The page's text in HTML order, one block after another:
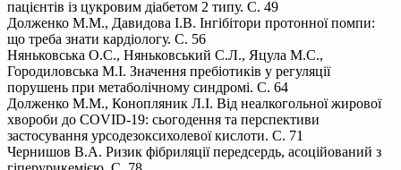
пацієнтів із цукровим діабетом 2 типу. С. 49
Долженко М.М., Давидова І.В. Інгібітори протонної помпи:
що треба знати кардіологу. С. 56
Няньковська О.С., Няньковський С.Л., Яцула М.С.,
Городиловська М.І. Значення пребіотиків у регуляції
порушень при метаболічному синдромі. С. 64
Долженко М.М., Конопляник Л.І. Від неалкогольної жирової
хвороби до COVID-19: сьогодення та перспективи
застосування урсодезоксихолевої кислоти. С. 71
Чернишов В.А. Ризик фібриляції передсердь, асоційований з